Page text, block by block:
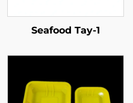
Seafood Tay-1